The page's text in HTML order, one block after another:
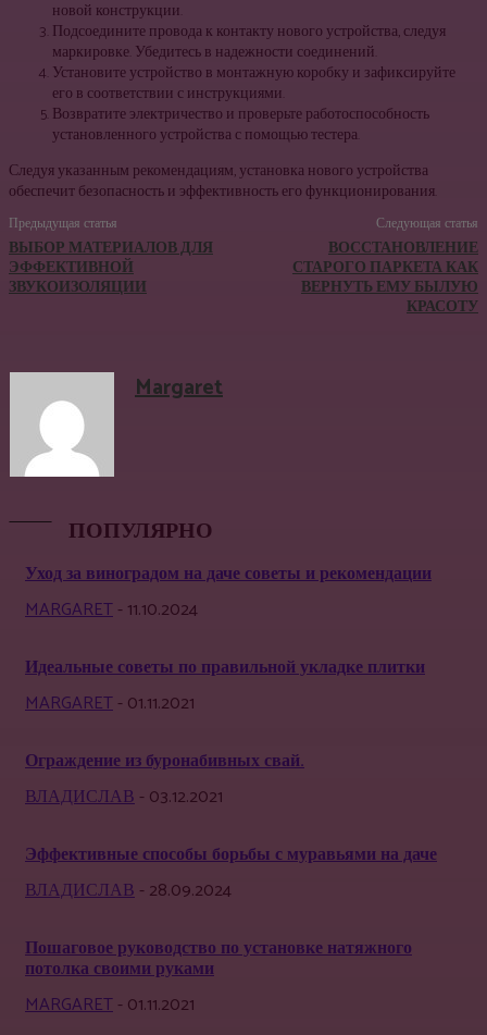
новой конструкции.
Подсоедините провода к контакту нового устройства, следуя
маркировке. Убедитесь в надежности соединений.
Установите устройство в монтажную коробку и зафиксируйте
его в соответствии с инструкциями.
Возвратите электричество и проверьте работоспособность
установленного устройства с помощью тестера.
Следуя указанным рекомендациям, установка нового устройства
обеспечит безопасность и эффективность его функционирования.
Предыдущая статья
ВЫБОР МАТЕРИАЛОВ ДЛЯ
ЭФФЕКТИВНОЙ
ЗВУКОИЗОЛЯЦИИ
Следующая статья
ВОССТАНОВЛЕНИЕ
СТАРОГО ПАРКЕТА КАК
ВЕРНУТЬ ЕМУ БЫЛУЮ
КРАСОТУ
Margaret
ПОПУЛЯРНО
Уход за виноградом на даче советы и рекомендации
MARGARET- 11.10.2024
Идеальные советы по правильной укладке плитки
MARGARET- 01.11.2021
Ограждение из буронабивных свай.
ВЛАДИСЛАВ- 03.12.2021
Эффективные способы борьбы с муравьями на даче
ВЛАДИСЛАВ- 28.09.2024
Пошаговое руководство по установке натяжного
потолка своими руками
MARGARET- 01.11.2021